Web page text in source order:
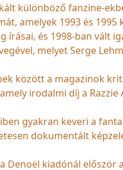
különböző fanzine-
amelyek 1993 és 1995
írásai, és 1998-ban vált
melyet Serge
között a magazinok
irodalmi díj a Razzie
gyakran keveri a
dokumentált
Denoël kiadónál először